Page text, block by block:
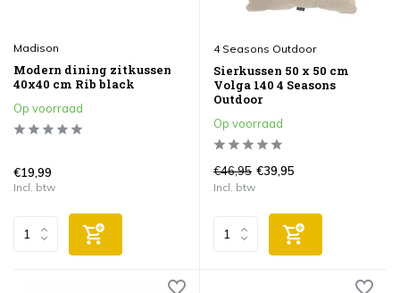
Madison
Modern dining zitkussen
40x40 cm Rib black
Op voorraad
€19,99
Incl. btw
4 Seasons Outdoor
Sierkussen 50 x 50 cm
Volga 140 4 Seasons
Outdoor
Op voorraad
€46,95 €39,95
Incl. btw